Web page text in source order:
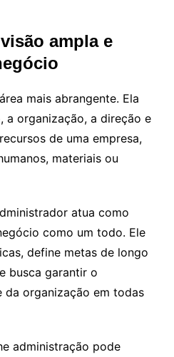
ampla e
mais abrangente. Ela
a organização, a direção e
de uma empresa,
materiais ou
atua como
como um todo. Ele
define metas de longo
busca garantir o
organização em todas
administração pode